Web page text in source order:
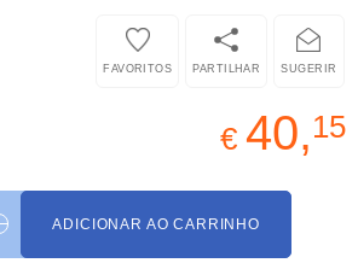
SUGERIR
PARTILHAR
FAVORITOS
€ 40,15
ADICIONAR AO CARRINHO